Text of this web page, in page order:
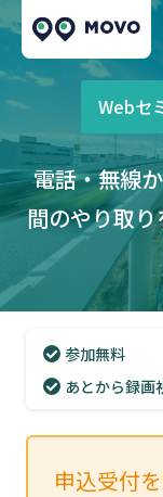
Webセ
電話・無線
間のやり取
参加無料
あとから録画
申込受付